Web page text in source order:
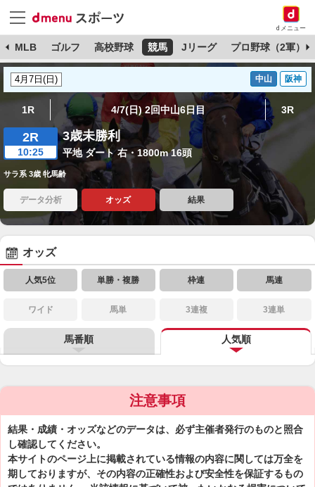
dメニュー
MLB ゴルフ 高校野球 競馬 Jリーグ プロ野球（2軍）
中山 阪神
1R 4/7(日) 2回中山6日目 3R
2R
10:25
3歳未勝利
平地 ダート 右・1800m 16頭
サラ系 3歳 牝馬齢
データ分析 オッズ 結果
オッズ
人気5位 単勝・複勝 枠連 馬連
ワイド 馬単 3連複 3連単
馬番順 人気順
注意事項
結果・成績・オッズなどのデータは、必ず主催者発行のものと照合
し確認してください。
本サイトのページ上に掲載されている情報の内容に関しては万全を
期しておりますが、その内容の正確性および安全性を保証するもの